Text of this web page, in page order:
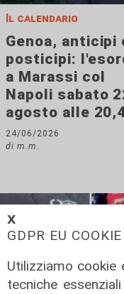
𝗫
GDPR EU COOKIE
Utilizziamo cookie
tecniche
Il calendario
Genoa, anticipi
posticipi:
a Marassi col
Napoli sabato
agosto alle
24/06/2026
di m.m.